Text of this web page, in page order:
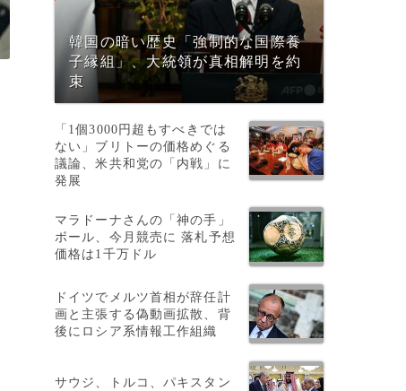
韓国の暗い歴史「強制的な国際養
子縁組」、大統領が真相解明を約
束
「1個3000円超もすべきでは
ない」ブリトーの価格めぐる
議論、米共和党の「内戦」に
発展
マラドーナさんの「神の手」
ボール、今月競売に 落札予想
価格は1千万ドル
ドイツでメルツ首相が辞任計
画と主張する偽動画拡散、背
後にロシア系情報工作組織
サウジ、トルコ、パキスタン